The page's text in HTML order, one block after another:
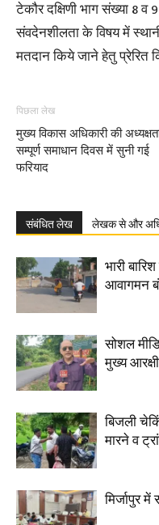
टेकौर दक्षिणी भाग संख्या 8 व
संवदेनशीलता के विषय में
मतदान किये जाने हेतु प्रेरित
पिछला लेख
मुख्य विकास अधिकारी की
सम्पूर्ण समाधान दिवस में सुनी गई
फरियाद
संबंधित लेख लेखक से और
भारी
आवागमन
सोशल
मुख्य
बिजली
मारने व
मिर्जापुर